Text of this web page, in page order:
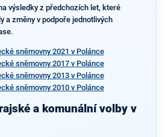
výsledky z předchozích let, které
a změny v podpoře jednotlivých
sněmovny 2021 v Polánce
sněmovny 2017 v Polánce
sněmovny 2013 v Polánce
sněmovny 2010 v Polánce
a komunální volby v